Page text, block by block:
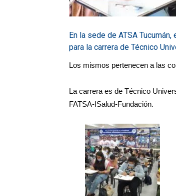
En la sede de ATSA
para la carrera de Técnico
Los mismos pertenecen a las
La carrera es de Técnico
FATSA-ISalud-Fundación.